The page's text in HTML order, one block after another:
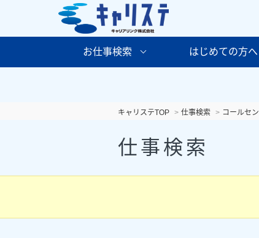
お仕事検索 はじめての方へ
キャリステTOP 仕事検索 コールセ
仕事検索